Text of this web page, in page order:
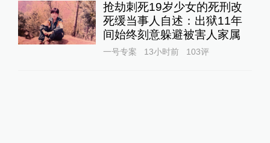
抢劫刺死19岁少女的死刑改
死缓当事人自述：出狱11年
间始终刻意躲避被害人家属
一号专案 13小时前 103评